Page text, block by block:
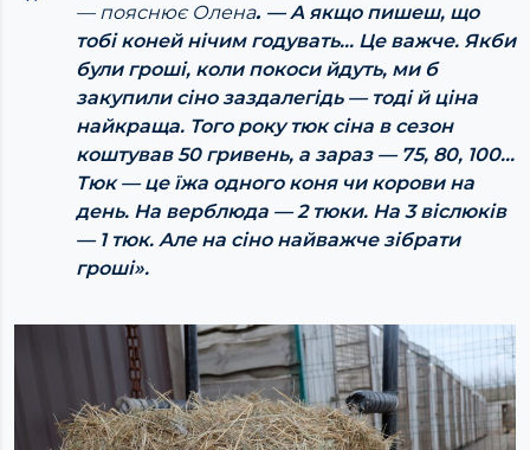
— пояснює Олена. — А якщо пишеш, що
тобі коней нічим годувать… Це важче. Якби
були гроші, коли покоси йдуть, ми б
закупили сіно заздалегідь — тоді й ціна
найкраща. Того року тюк сіна в сезон
коштував 50 гривень, а зараз — 75, 80, 100…
Тюк — це їжа одного коня чи корови на
день. На верблюда — 2 тюки. На 3 віслюків
— 1 тюк. Але на сіно найважче зібрати
гроші».